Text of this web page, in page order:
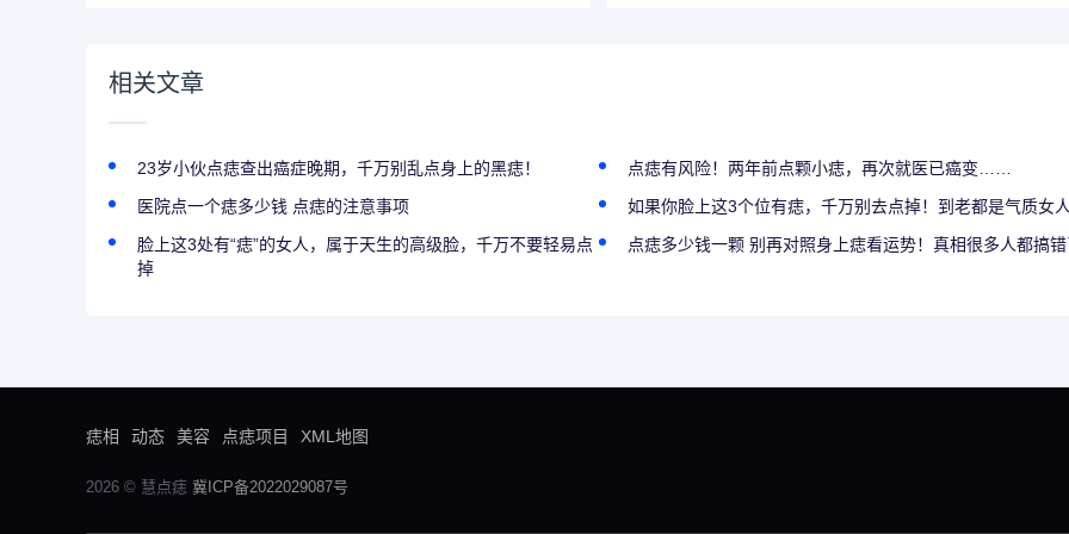
相关文章
23岁小伙点痣查出癌症晚期，千万别乱点身上的黑痣！
点痣有风险！两年前点颗小痣，再次就医已癌变……
医院点一个痣多少钱 点痣的注意事项
如果你脸上这3个位有痣，千万别去点掉！到老都是气质女
脸上这3处有“痣”的女人，属于天生的高级脸，千万不要轻易点
掉
点痣多少钱一颗 别再对照身上痣看运势！真相很多人都搞
痣相 动态 美容 点痣项目 XML地图
2026 © 慧点痣 冀ICP备2022029087号